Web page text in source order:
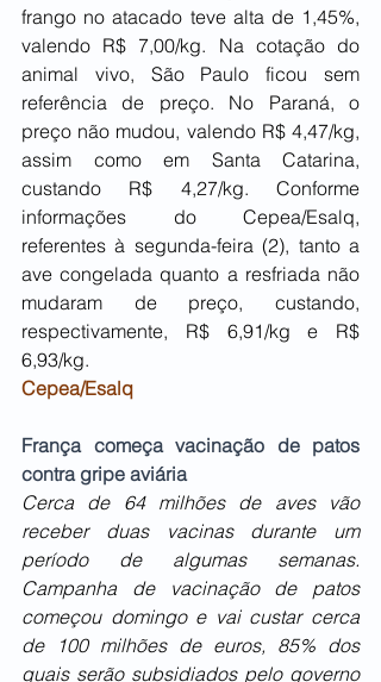
frango no atacado teve alta de 1,45%,
valendo R$ 7,00/kg. Na cotação do
animal vivo, São Paulo ficou sem
referência de preço. No Paraná, o
preço não mudou, valendo R$ 4,47/kg,
assim como em Santa Catarina,
custando R$ 4,27/kg. Conforme
informações do Cepea/Esalq,
referentes à segunda-feira (2), tanto a
ave congelada quanto a resfriada não
mudaram de preço, custando,
respectivamente, R$ 6,91/kg e R$
6,93/kg.
Cepea/Esalq
França começa vacinação de patos
contra gripe aviária
Cerca de 64 milhões de aves vão
receber duas vacinas durante um
período de algumas semanas.
Campanha de vacinação de patos
começou domingo e vai custar cerca
de 100 milhões de euros, 85% dos
quais serão subsidiados pelo governo